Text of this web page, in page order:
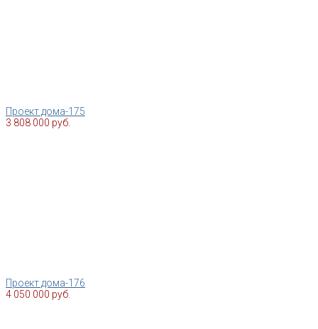
Проект дома-175
3 808 000 руб.
Проект дома-176
4 050 000 руб.